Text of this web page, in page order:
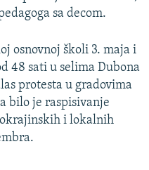
sa decom.
osnovnoj školi 3. maja i
48 sati u selima Dubona
protesta u gradovima
bilo je raspisivanje
i lokalnih